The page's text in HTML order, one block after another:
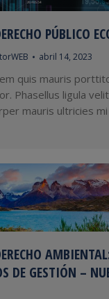
PÚBLICO
abril 14, 2023
quis mauris
Phasellus ligula
mauris ultricies
DE GESTIÓN –